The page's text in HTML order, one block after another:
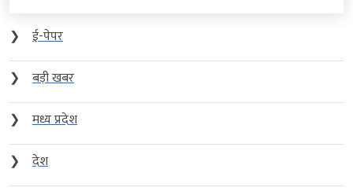
❯
ई-पेपर
❯
बड़ी खबर
❯
मध्य प्रदेश
❯
देश